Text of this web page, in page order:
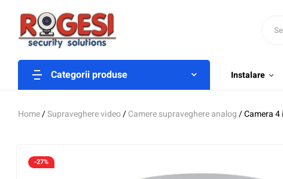
Categorii produse Instalare
Home/Supraveghere video/Camere supraveghere analog/ Camera 4
-27%